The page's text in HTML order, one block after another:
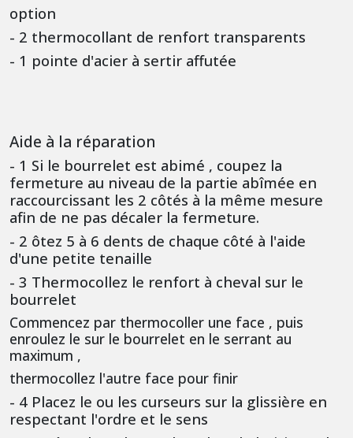
option
- 2 thermocollant de renfort transparents
- 1 pointe d'acier à sertir affutée
Aide à la réparation
- 1 Si le bourrelet est abimé , coupez la
fermeture au niveau de la partie abîmée en
raccourcissant les 2 côtés à la même mesure
afin de ne pas décaler la fermeture.
- 2 ôtez 5 à 6 dents de chaque côté à l'aide
d'une petite tenaille
- 3 Thermocollez le renfort à cheval sur le
bourrelet
Commencez par thermocoller une face , puis
enroulez le sur le bourrelet en le serrant au
maximum ,
thermocollez l'autre face pour finir
- 4 Placez le ou les curseurs sur la glissière en
respectant l'ordre et le sens